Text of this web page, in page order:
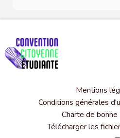
Mentions
Conditions générales
Charte de bonne
Télécharger les